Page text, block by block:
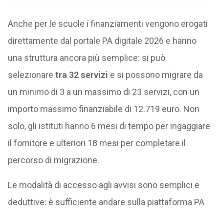
Anche per le scuole i finanziamenti vengono erogati
direttamente dal portale PA digitale 2026 e hanno
una struttura ancora più semplice: si può
selezionare tra 32 servizi e si possono migrare da
un minimo di 3 a un massimo di 23 servizi, con un
importo massimo finanziabile di 12.719 euro. Non
solo, gli istituti hanno 6 mesi di tempo per ingaggiare
il fornitore e ulteriori 18 mesi per completare il
percorso di migrazione.
Le modalità di accesso agli avvisi sono semplici e
deduttive: è sufficiente andare sulla piattaforma PA